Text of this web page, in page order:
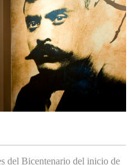
del Bicentenario del inicio de